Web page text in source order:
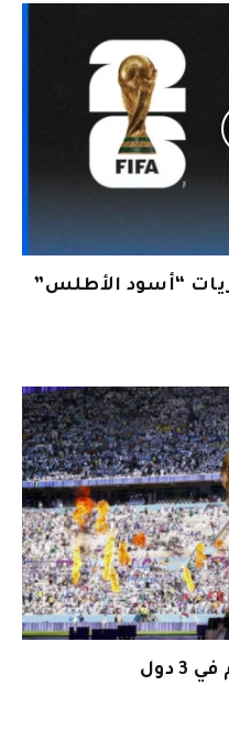
“أسود الأطلس”
دول